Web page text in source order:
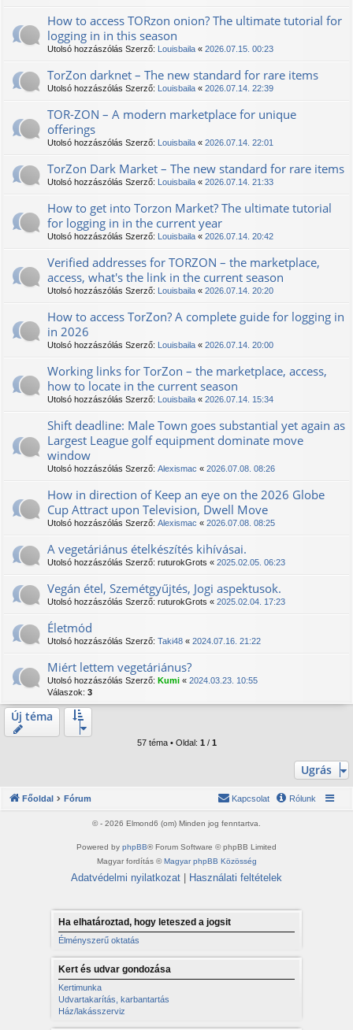
How to access TORzon onion? The ultimate tutorial for
logging in in this season
Utolsó hozzászólás Szerző: Louisbaila « 2026.07.15. 00:23
TorZon darknet – The new standard for rare items
Utolsó hozzászólás Szerző: Louisbaila « 2026.07.14. 22:39
TOR-ZON – A modern marketplace for unique
offerings
Utolsó hozzászólás Szerző: Louisbaila « 2026.07.14. 22:01
TorZon Dark Market – The new standard for rare items
Utolsó hozzászólás Szerző: Louisbaila « 2026.07.14. 21:33
How to get into Torzon Market? The ultimate tutorial
for logging in in the current year
Utolsó hozzászólás Szerző: Louisbaila « 2026.07.14. 20:42
Verified addresses for ТОRZON – the marketplace,
access, what's the link in the current season
Utolsó hozzászólás Szerző: Louisbaila « 2026.07.14. 20:20
How to access TorZon? A complete guide for logging in
in 2026
Utolsó hozzászólás Szerző: Louisbaila « 2026.07.14. 20:00
Working links for TorZon – the marketplace, access,
how to locate in the current season
Utolsó hozzászólás Szerző: Louisbaila « 2026.07.14. 15:34
Shift deadline: Male Town goes substantial yet again as
Largest League golf equipment dominate move
window
Utolsó hozzászólás Szerző: Alexismac « 2026.07.08. 08:26
How in direction of Keep an eye on the 2026 Globe
Cup Attract upon Television, Dwell Move
Utolsó hozzászólás Szerző: Alexismac « 2026.07.08. 08:25
A vegetáriánus ételkészítés kihívásai.
Utolsó hozzászólás Szerző: ruturokGrots « 2025.02.05. 06:23
Vegán étel, Szemétgyűjtés, Jogi aspektusok.
Utolsó hozzászólás Szerző: ruturokGrots « 2025.02.04. 17:23
Életmód
Utolsó hozzászólás Szerző: Taki48 « 2024.07.16. 21:22
Miért lettem vegetáriánus?
Utolsó hozzászólás Szerző: Kumi « 2024.03.23. 10:55
Válaszok: 3
Új téma
57 téma • Oldal: 1 / 1
Ugrás
Főoldal Fórum Rólunk
Kapcsolat
© - 2026 Elmond6 (om) Minden jog fenntartva.
Powered by phpBB® Forum Software © phpBB Limited
Magyar fordítás ©Magyar phpBB Közösség
Adatvédelmi nyilatkozat Használati feltételek
Ha elhatároztad, hogy leteszed a jogsit
Élményszerű oktatás
Kert és udvar gondozása
Kertimunka
Udvartakarítás, karbantartás
Ház/lakásszerviz